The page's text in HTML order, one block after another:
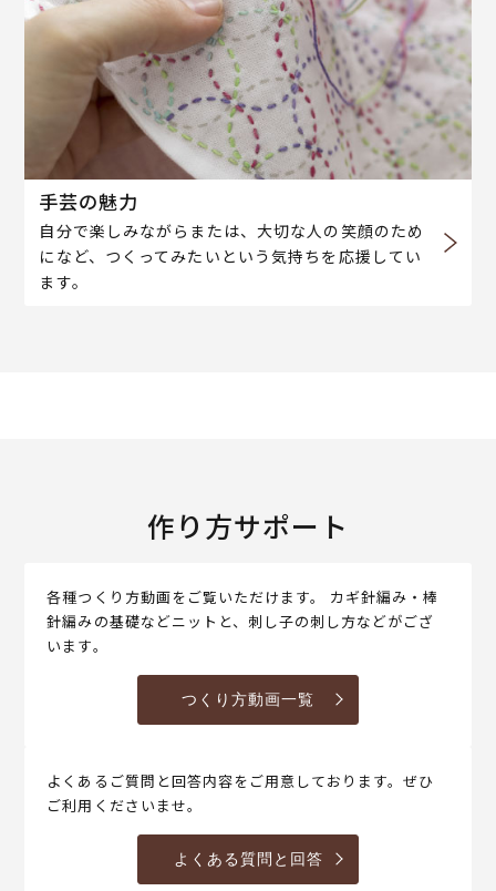
手芸の魅力
自分で楽しみながらまたは、大切な人の笑顔のため
になど、つくってみたいという気持ちを応援してい
ます。
作り方サポート
各種つくり方動画をご覧いただけます。 カギ針編み・棒
針編みの基礎などニットと、刺し子の刺し方などがござ
います。
つくり方動画一覧
よくあるご質問と回答内容をご用意しております。ぜひ
ご利用くださいませ。
よくある質問と回答